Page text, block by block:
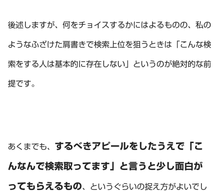
後述しますが、何をチョイスするかにはよるものの、私の
ようなふざけた肩書きで検索上位を狙うときは「こんな検
索をする人は基本的に存在しない」というのが絶対的な前
提です。
あくまでも、 するべきアピールをしたうえで「こ
んなんで検索取ってます」と言うと少し面白が
ってもらえるもの、というぐらいの捉え方がよいでし